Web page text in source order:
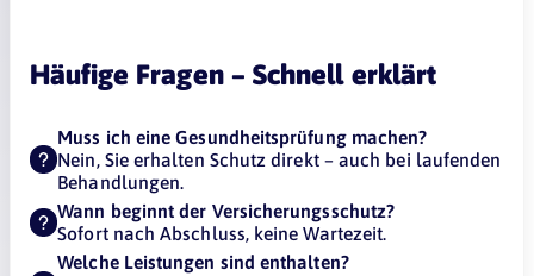
Häufige Fragen – Schnell erklärt
Muss ich eine Gesundheitsprüfung machen?
Nein, Sie erhalten Schutz direkt – auch bei laufenden
Behandlungen.
Wann beginnt der Versicherungsschutz?
Sofort nach Abschluss, keine Wartezeit.
Welche Leistungen sind enthalten?